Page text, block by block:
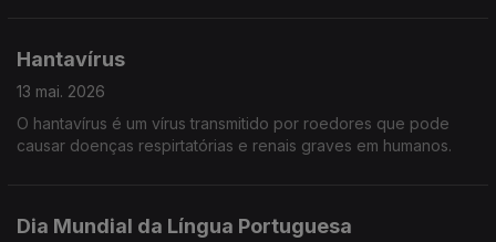
Hantavírus
13 mai. 2026
O hantavírus é um vírus transmitido por roedores que pode
causar doenças respirtatórias e renais graves em humanos.
Dia Mundial da Língua Portuguesa